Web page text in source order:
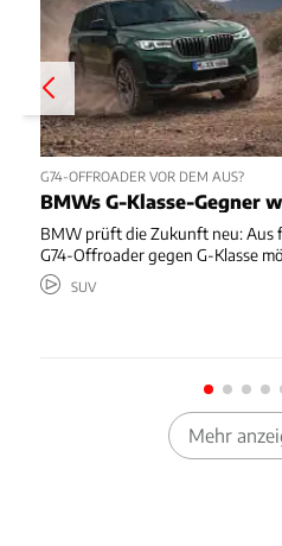
G74-OFFROADER VOR DEM AUS?
BMWs G-Klasse-Gegner
BMW prüft die Zukunft neu: Aus
G74-Offroader gegen G-Klasse
SUV
Mehr